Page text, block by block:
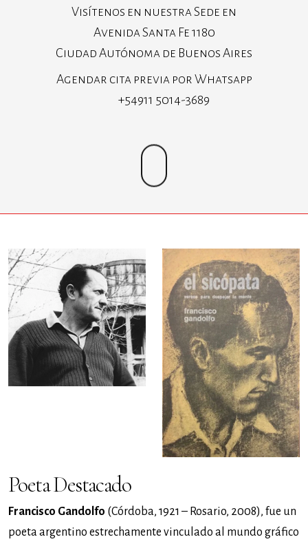
Visítenos en nuestra Sede en
Avenida Santa Fe 1180
Ciudad Autónoma de Buenos Aires
Agendar cita previa por Whatsapp
+54911 5014-3689
Poeta Destacado
Francisco Gandolfo (Córdoba, 1921 – Rosario, 2008), fue un
poeta argentino estrechamente vinculado al mundo gráfico